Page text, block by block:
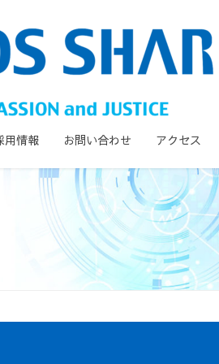
用情報 お問い合わせ アクセス